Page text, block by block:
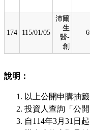
174 115/01/05
沛爾
生
醫-
創
說明：
以上公開申購抽
投資人查詢「公
自114年3月31日